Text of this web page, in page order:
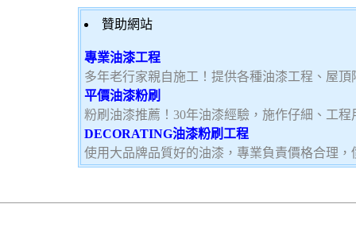
贊助網站
專業油漆工程
多年老行家親自施工！提供各種油漆工程、屋
平價油漆粉刷
粉刷油漆推薦！30年油漆經驗，施作仔細、工
DECORATING油漆粉刷工程
使用大品牌品質好的油漆，專業負責價格合理